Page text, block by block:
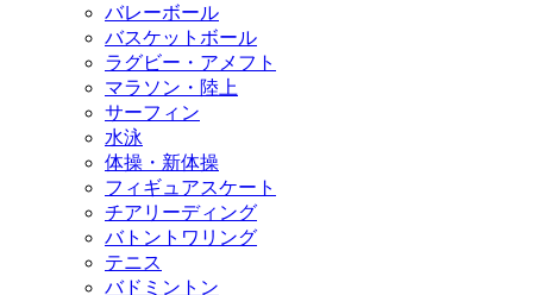
バレーボール
バスケットボール
ラグビー・アメフト
マラソン・陸上
サーフィン
水泳
体操・新体操
フィギュアスケート
チアリーディング
バトントワリング
テニス
バドミントン